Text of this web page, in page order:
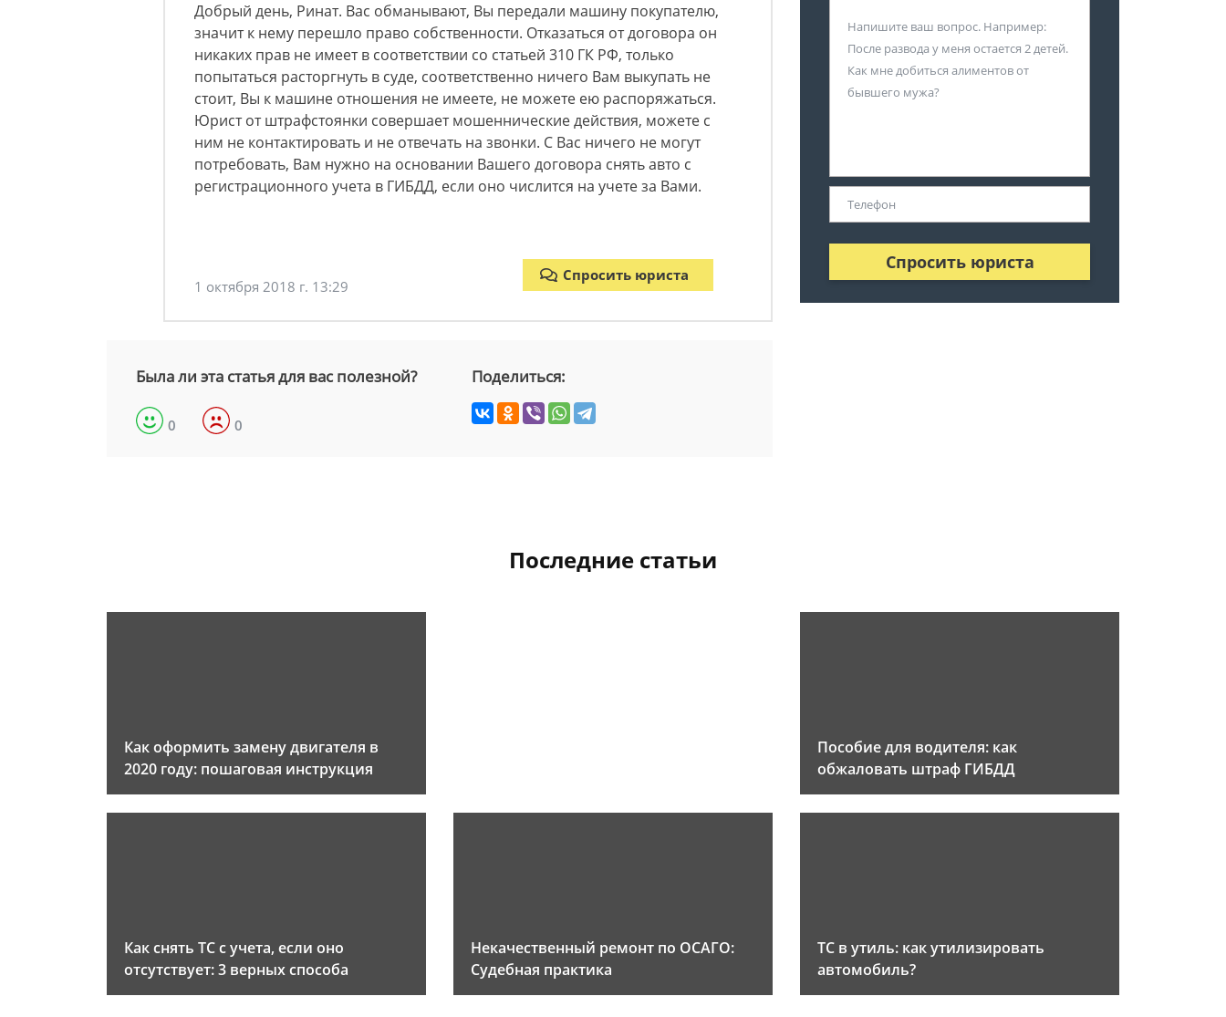
Добрый день, Ринат. Вас обманывают, Вы передали машину покупателю,
значит к нему перешло право собственности. Отказаться от договора он
никаких прав не имеет в соответствии со статьей 310 ГК РФ, только
попытаться расторгнуть в суде, соответственно ничего Вам выкупать не
стоит, Вы к машине отношения не имеете, не можете ею распоряжаться.
Юрист от штрафстоянки совершает мошеннические действия, можете с
ним не контактировать и не отвечать на звонки. С Вас ничего не могут
потребовать, Вам нужно на основании Вашего договора снять авто с
регистрационного учета в ГИБДД, если оно числится на учете за Вами.
1 октября 2018 г. 13:29
Спросить юриста
Была ли эта статья для вас полезной?
0 0
Поделиться:
Спросить юриста
Последние статьи
Как оформить замену двигателя в
2020 году: пошаговая инструкция
Пособие для водителя: как
обжаловать штраф ГИБДД
Как снять ТС с учета, если оно
отсутствует: 3 верных способа
Некачественный ремонт по ОСАГО:
Судебная практика
ТС в утиль: как утилизировать
автомобиль?